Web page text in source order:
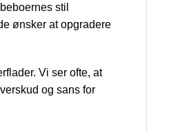
stil
ønsker at opgradere
Vi ser ofte, at
og sans for